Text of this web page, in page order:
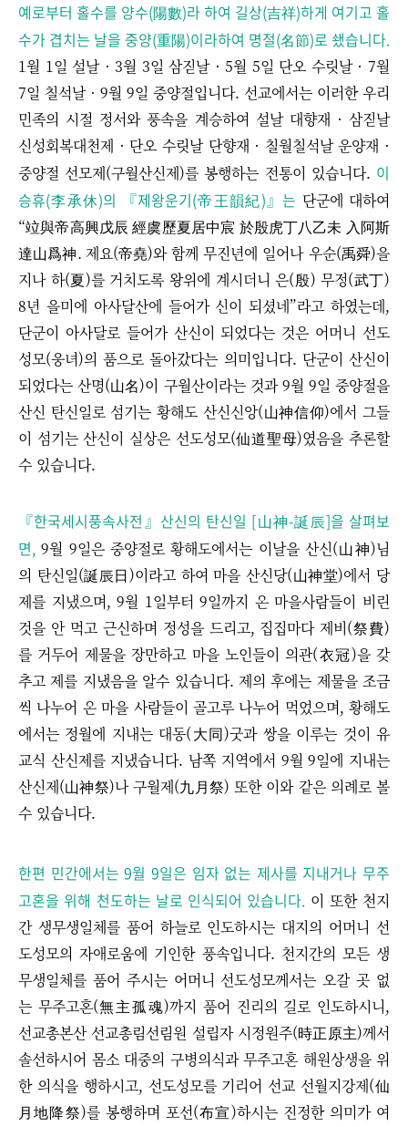
예로부터 홀수를 양수(陽數)라 하여 길상(吉祥)하게 여기고 홀
수가 겹치는 날을 중양(重陽)이라하여 명절(名節)로 쇘습니다.
1월 1일 설날 · 3월 3일 삼짇날 · 5월 5일 단오 수릿날 · 7월
7일 칠석날 · 9월 9일 중양절입니다. 선교에서는 이러한 우리
민족의 시절 정서와 풍속을 계승하여 설날 대향재 · 삼짇날
신성회복대천제 · 단오 수릿날 단향재 · 칠월칠석날 운양재 ·
중양절 선모제(구월산신제)를 봉행하는 전통이 있습니다. 이
승휴(李承休)의 『제왕운기(帝王韻紀)』는 단군에 대하여
“竝與帝高興戊辰 經虞歷夏居中宸 於殷虎丁八乙未 入阿斯
達山爲神. 제요(帝堯)와 함께 무진년에 일어나 우순(禹舜)을
지나 하(夏)를 거치도록 왕위에 계시더니 은(殷) 무정(武丁)
8년 을미에 아사달산에 들어가 신이 되셨네”라고 하였는데,
단군이 아사달로 들어가 산신이 되었다는 것은 어머니 선도
성모(웅녀)의 품으로 돌아갔다는 의미입니다. 단군이 산신이
되었다는 산명(山名)이 구월산이라는 것과 9월 9일 중양절을
산신 탄신일로 섬기는 황해도 산신신앙(山神信仰)에서 그들
이 섬기는 산신이 실상은 선도성모(仙道聖母)였음을 추론할
수 있습니다.
『한국세시풍속사전』산신의 탄신일 [山神-誕辰]을 살펴보
면, 9월 9일은 중양절로 황해도에서는 이날을 산신(山神)님
의 탄신일(誕辰日)이라고 하여 마을 산신당(山神堂)에서 당
제를 지냈으며, 9월 1일부터 9일까지 온 마을사람들이 비린
것을 안 먹고 근신하며 정성을 드리고, 집집마다 제비(祭費)
를 거두어 제물을 장만하고 마을 노인들이 의관(衣冠)을 갖
추고 제를 지냈음을 알수 있습니다. 제의 후에는 제물을 조금
씩 나누어 온 마을 사람들이 골고루 나누어 먹었으며, 황해도
에서는 정월에 지내는 대동(大同)굿과 쌍을 이루는 것이 유
교식 산신제를 지냈습니다. 남쪽 지역에서 9월 9일에 지내는
산신제(山神祭)나 구월제(九月祭) 또한 이와 같은 의례로 볼
수 있습니다.
한편 민간에서는 9월 9일은 임자 없는 제사를 지내거나 무주
고혼을 위해 천도하는 날로 인식되어 있습니다. 이 또한 천지
간 생무생일체를 품어 하늘로 인도하시는 대지의 어머니 선
도성모의 자애로움에 기인한 풍속입니다. 천지간의 모든 생
무생일체를 품어 주시는 어머니 선도성모께서는 오갈 곳 없
는 무주고혼(無主孤魂)까지 품어 진리의 길로 인도하시니,
선교총본산 선교총림선림원 설립자 시정원주(時正原主)께서
솔선하시어 몸소 대중의 구병의식과 무주고혼 해원상생을 위
한 의식을 행하시고, 선도성모를 기리어 선교 선월지강제(仙
月地降祭)를 봉행하며 포선(布宣)하시는 진정한 의미가 여